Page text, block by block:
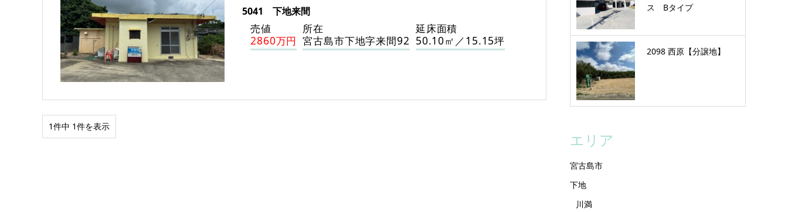
5041 下地来間
売値
2860万円
所在
宮古島市下地字来間92
延床面積
50.10㎡／15.15坪
1件中 1件を表示
ス Bタイプ
2098 西原【分譲地】
エリア
宮古島市
下地
川満